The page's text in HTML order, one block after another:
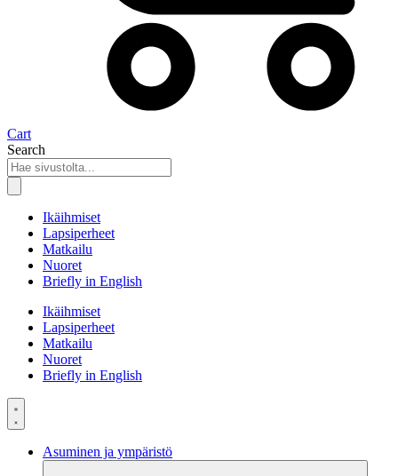
Cart
Search
Ikäihmiset
Lapsiperheet
Matkailu
Nuoret
Briefly in English
Ikäihmiset
Lapsiperheet
Matkailu
Nuoret
Briefly in English
Asuminen ja ympäristö